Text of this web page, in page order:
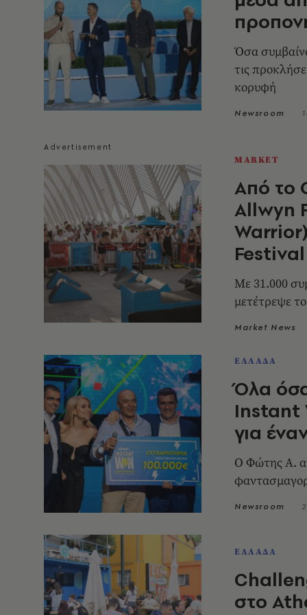
Όσα
τις
κορυφή
Newsroom
MARKET
Από το
Allwyn
Festival
Με 31.000
μετέτρεψε
Market News
ΕΛΛΑΔΑ
Όλα
Instant
για
Ο Φώτης Α.
Newsroom
ΕΛΛΑΔΑ
στο